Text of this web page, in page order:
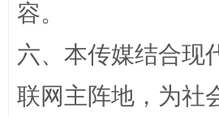
容。
六、本传媒结合现
联网主阵地，为社